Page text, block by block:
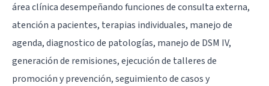
área clínica desempeñando funciones de consulta externa,
atención a pacientes, terapias individuales, manejo de
agenda, diagnostico de patologías, manejo de DSM IV,
generación de remisiones, ejecución de talleres de
promoción y prevención, seguimiento de casos y